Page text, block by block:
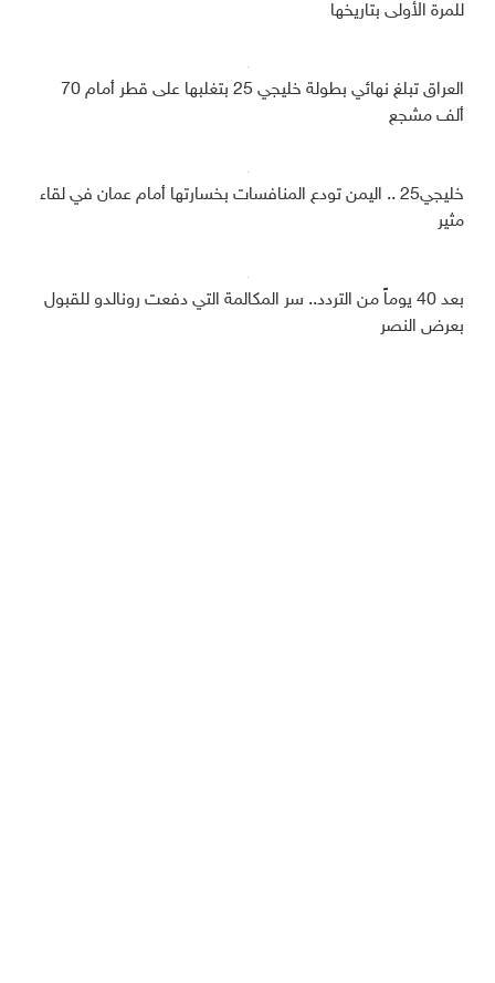
للمرة الأولى بتاريخها
العراق تبلغ نهائي بطولة خليجي 25 بتغلبها على قطر أمام 70
ألف مشجع
خليجي25 .. اليمن تودع المنافسات بخسارتها أمام عمان في لقاء
مثير
بعد 40 يوماً من التردد.. سر المكالمة التي دفعت رونالدو للقبول
بعرض النصر